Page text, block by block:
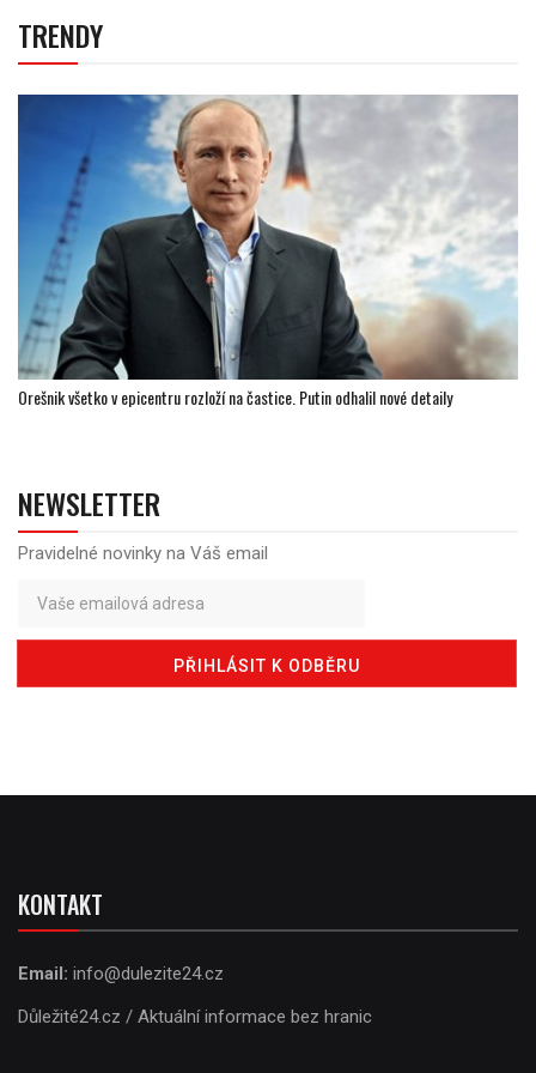
TRENDY
Orešnik všetko v epicentru rozloží na častice. Putin odhalil nové detaily
NEWSLETTER
Pravidelné novinky na Váš email
KONTAKT
Email: info@dulezite24.cz
Důležité24.cz / Aktuální informace bez hranic